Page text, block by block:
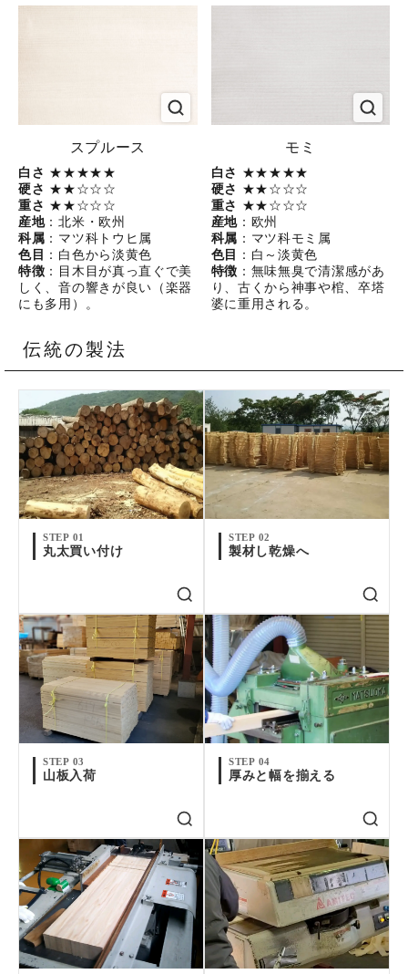
スプルース
白さ ★★★★★
硬さ ★★☆☆☆
重さ ★★☆☆☆
産地：北米・欧州
科属 ：マツ科トウヒ属
色目 ：白色から淡黄色
特徴 ：目木目が真っ直ぐで美
しく、音の響きが良い（楽器
にも多用）。
モミ
白さ ★★★★★
硬さ ★★☆☆☆
重さ ★★☆☆☆
産地：欧州
科属 ：マツ科モミ属
色目
：白～淡黄色
特徴 ：無味無臭で清潔感があ
り、古くから神事や棺、卒塔
婆に重用される。
伝統の製法
STEP 01
丸太買い付け
STEP 02
製材し乾燥へ
STEP 03
山板入荷
STEP 04
厚みと幅を揃える